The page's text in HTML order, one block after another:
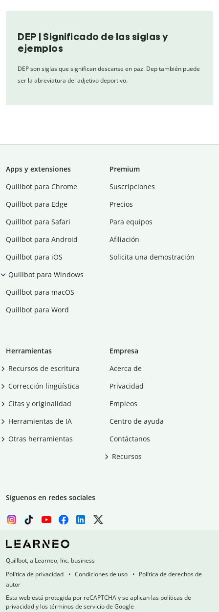
DEP | Significado de las siglas y
ejemplos
DEP son siglas que significan descanse en paz. Dep también puede
ser la abreviatura del adjetivo deportivo.
Apps y extensiones
Quillbot para Chrome
Quillbot para Edge
Quillbot para Safari
Quillbot para Android
Quillbot para iOS
Quillbot para Windows
Quillbot para macOS
Quillbot para Word
Premium
Suscripciones
Precios
Para equipos
Afiliación
Solicita una demostración
Herramientas
Recursos de escritura
Corrección lingüística
Citas y originalidad
Herramientas de IA
Otras herramientas
Empresa
Acerca de
Privacidad
Empleos
Centro de ayuda
Contáctanos
Recursos
Síguenos en redes sociales
Quillbot, a Learneo, Inc. business
Política de privacidad
Condiciones de uso
Política de derechos de
autor
Esta web está protegida por reCAPTCHA y se aplican las políticas de
privacidad y los términos de servicio de Google